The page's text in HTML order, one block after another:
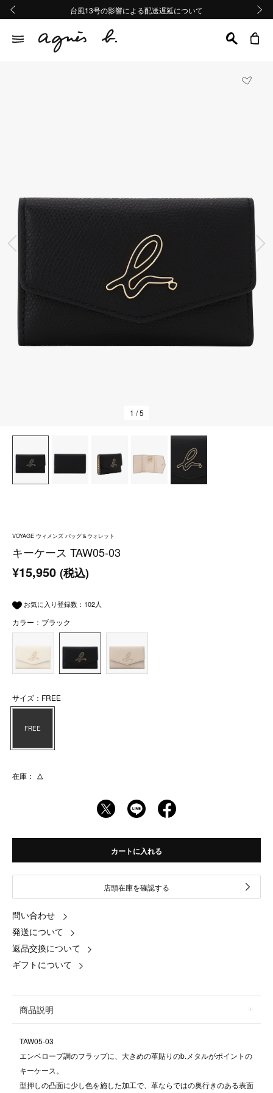
熊本地域地震の影響による配送遅延について
Summer Sale 2buy10%OFF!!
台風13号の影響による配送遅延について
熊本地域地震の影響による配送遅延について
Summer Sale 2buy10%OFF!!
前の画像
1 / 5
VOYAGE ウィメンズ バッグ＆ウォレット
キーケース TAW05-03
¥15,950 (税込)
お気に入り登録数： 102人
カラー：ブラック
サイズ：FREE
FREE
在庫： △
カートに入れる
店頭在庫を確認する
問い合わせ
発送について
返品交換について
ギフトについて
商品説明
TAW05-03
エンベロープ調のフラップに、大きめの革貼りのb.メタルがポイントの
キーケース。
型押しの凸面に少し色を施した加工で、革ならではの奥行きのある表面